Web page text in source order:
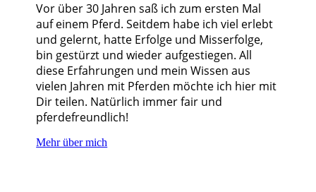
Vor über 30 Jahren saß ich zum ersten Mal
auf einem Pferd. Seitdem habe ich viel erlebt
und gelernt, hatte Erfolge und Misserfolge,
bin gestürzt und wieder aufgestiegen. All
diese Erfahrungen und mein Wissen aus
vielen Jahren mit Pferden möchte ich hier mit
Dir teilen. Natürlich immer fair und
pferdefreundlich!
Mehr über mich